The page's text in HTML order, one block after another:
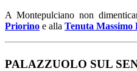
A Montepulciano non
Priorino e alla Tenuta Massimo
PALAZZUOLO SUL